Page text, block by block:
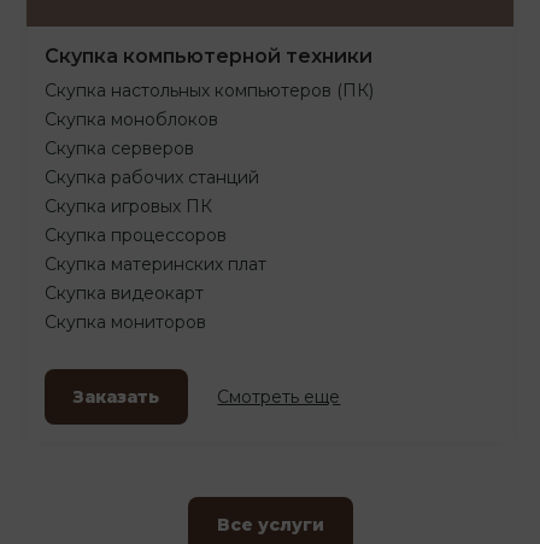
Скупка компьютерной техники
Скупка настольных компьютеров (ПК)
Скупка моноблоков
Скупка серверов
Скупка рабочих станций
Скупка игровых ПК
Скупка процессоров
Скупка материнских плат
Скупка видеокарт
Скупка мониторов
Заказать Смотреть еще
Все услуги